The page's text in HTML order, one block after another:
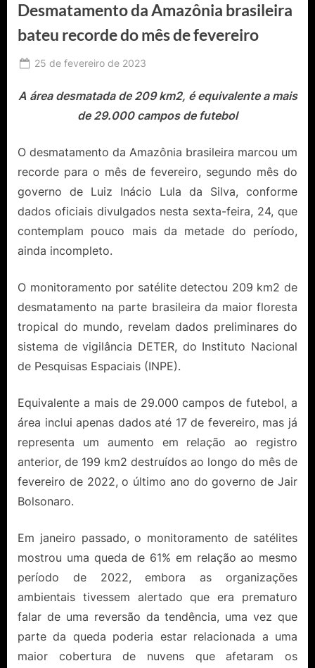
Desmatamento da Amazônia brasileira
bateu recorde do mês de fevereiro
Posted
25 de fevereiro de 2023
Catureba
A área desmatada de 209 km2, é equivalente a mais
de 29.000 campos de futebol
O desmatamento da Amazônia brasileira marcou um
recorde para o mês de fevereiro, segundo mês do
governo de Luiz Inácio Lula da Silva, conforme
dados oficiais divulgados nesta sexta-feira, 24, que
contemplam pouco mais da metade do período,
ainda incompleto.
O monitoramento por satélite detectou 209 km2 de
desmatamento na parte brasileira da maior floresta
tropical do mundo, revelam dados preliminares do
sistema de vigilância DETER, do Instituto Nacional
de Pesquisas Espaciais (INPE).
Equivalente a mais de 29.000 campos de futebol, a
área inclui apenas dados até 17 de fevereiro, mas já
representa um aumento em relação ao registro
anterior, de 199 km2 destruídos ao longo do mês de
fevereiro de 2022, o último ano do governo de Jair
Bolsonaro.
Em janeiro passado, o monitoramento de satélites
mostrou uma queda de 61% em relação ao mesmo
período de 2022, embora as organizações
ambientais tivessem alertado que era prematuro
falar de uma reversão da tendência, uma vez que
parte da queda poderia estar relacionada a uma
maior cobertura de nuvens que afetaram os